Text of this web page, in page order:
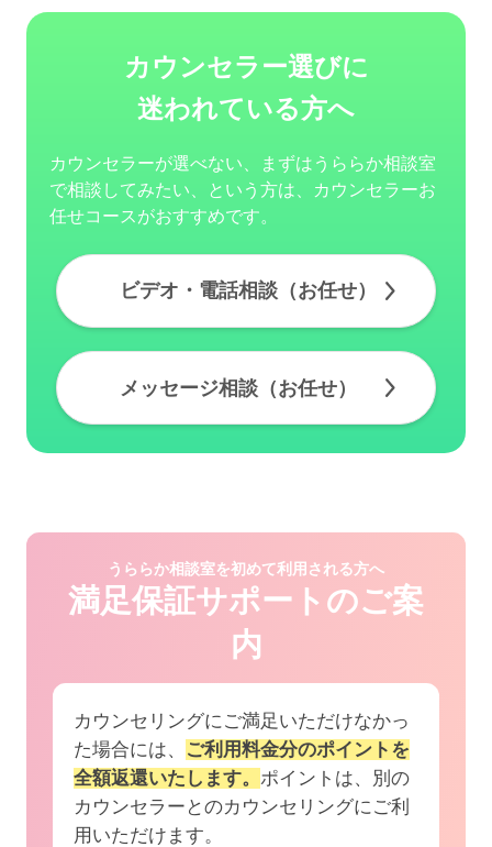
カウンセラー選びに
迷われている方へ
カウンセラーが選べない、まずはうららか相談室
で相談してみたい、という方は、カウンセラーお
任せコースがおすすめです。
ビデオ・電話相談（お任せ）
メッセージ相談（お任せ）
うららか相談室を初めて利用される方へ
満足保証サポートのご案
内
カウンセリングにご満足いただけなかっ
た場合には、
ご利用料金分のポイントを
全額返還いたします。 ポイントは、別の
カウンセラーとのカウンセリングにご利
用いただけます。